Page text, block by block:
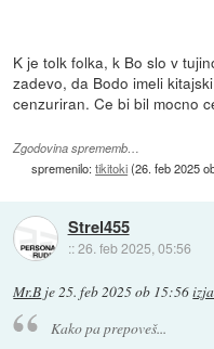
K je tolk folka, k Bo slo v
zadevo, da Bodo imeli
cenzuriran. Ce bi bil mocno
Zgodovina sprememb…
spremenilo:tikitoki(26. feb 2025
Strel455
::26. feb 2025, 05:56
Mr.B je25. feb 2025 ob 15:56
Kako pa prepoveš...